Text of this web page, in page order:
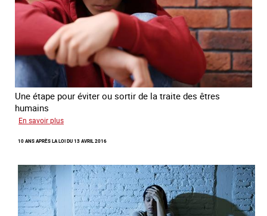
Une étape pour éviter ou sortir de la traite des êtres
humains
En savoir plus
du
avec
des
jeunes
10 ANS APRÈS LA LOI DU 13 AVRIL 2016